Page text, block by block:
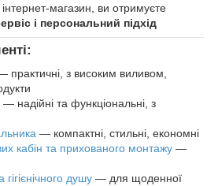
магазин, ви отримуєте
і персональний підхід
практичні, з високим виливом,
— надійні та функціональні, з
— компактні, стильні, економні
кабін та прихованого монтажу —
душу — для щоденної